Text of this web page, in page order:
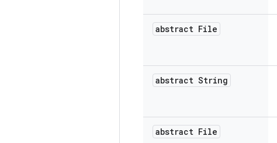
abstract File
abstract String
abstract File